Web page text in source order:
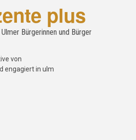
plus
Bürgerinnen und Bürger
von
engagiert in ulm